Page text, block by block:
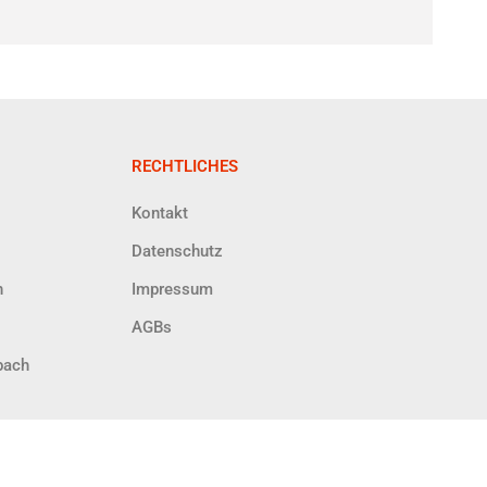
RECHTLICHES
Kontakt
Datenschutz
Impressum
AGBs